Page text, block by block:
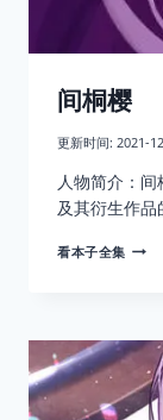
间桐樱
更新时间: 2021-
人物简介：间
及其衍生作
看本子全集 间